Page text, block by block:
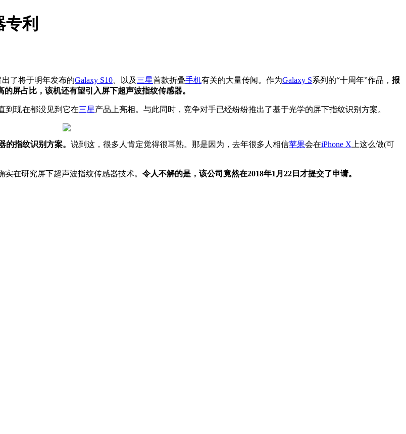
利
出了将于明年发布的Galaxy S10 、以及 三星首款折叠手机有关的大量传闻。作为Galaxy S系列的“十周年”作品， 报
屏占比，该机还有望引入屏下超声波指纹传感器。
到现在都没见到它在三星产品上亮相。与此同时，竞争对手已经纷纷推出了基于光学的屏下指纹识别方案。
指纹识别方案。 说到这，很多人肯定觉得很耳熟。那是因为，去年很多人相信苹果会在iPhone X 上这么做(可
实在研究屏下超声波指纹传感器技术。 令人不解的是，该公司竟然在2018年1月22日才提交了申请。